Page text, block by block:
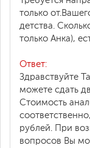
только
детства.
только Анка),
Ответ:
Здравствуйте
можете сдать
Стоимость
рублей. При
вопросов Вы